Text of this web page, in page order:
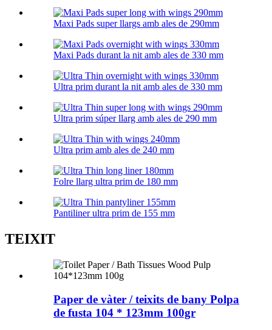
Maxi Pads super llargs amb ales de 290mm
Maxi Pads durant la nit amb ales de 330 mm
Ultra prim durant la nit amb ales de 330 mm
Ultra prim súper llarg amb ales de 290 mm
Ultra prim amb ales de 240 mm
Folre llarg ultra prim de 180 mm
Pantiliner ultra prim de 155 mm
TEIXIT
Paper de vàter / teixits de bany Polpa
de fusta 104 * 123mm 100gr